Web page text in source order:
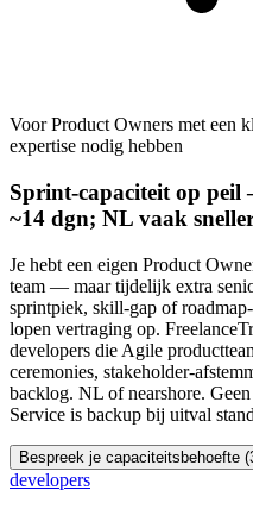
Voor Product Owners met een
expertise nodig hebben
Sprint-capaciteit op peil
~14 dgn; NL vaak
Je hebt een eigen Product
team — maar tijdelijk extra
sprintpiek, skill-gap of
lopen vertraging op.
developers die Agile
ceremonies, stakeholder-
backlog. NL of nearshore.
Service is backup bij uitval
Bespreek je capaciteitsbehoefte
developers